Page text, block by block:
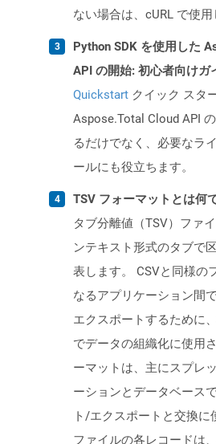
ない場合は、cURL で使用
Python SDK を使用した
API の開始: 初心者向けガ
Quickstart クイック スタ
Aspose.Total Cloud API
るだけでなく、必要なラ
ールにも役立ちます。
TSV フォーマットとは何
タブ分離値（TSV）ファ
ンテキスト形式のタブで
表します。 CSVと同様の
なるアプリケーション間
エクスポートするために
でデータの組織化に使用
ーマットは、主にスプレ
ーションとデータベース
ト/エクスポートと交換に
ファイルの各レコードは